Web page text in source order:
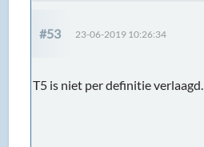
#53 23-06-2019 10:26:34
T5 is niet per definitie verlaagd.